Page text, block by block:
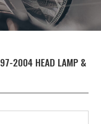
2004 HEAD LAMP &